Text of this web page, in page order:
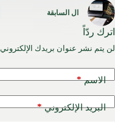
ال السابقة
اترك ردّاً
لن يتم نشر عنوان بريدك الإلكتروني.
الاسم*
البريد الإلكتروني*